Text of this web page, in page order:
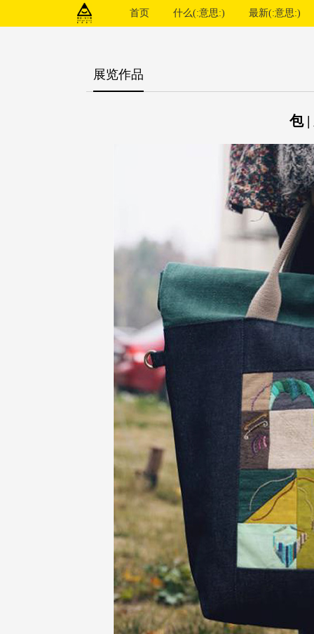
首页 什么(:意思:) 最新(:意思:)
展览作品
包 |